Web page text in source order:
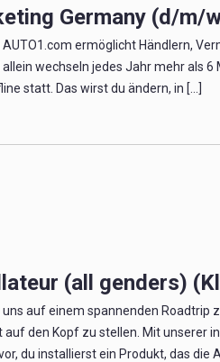
Germany (d/m/
ermöglicht Händlern,
wechseln jedes Jahr mehr als
statt. Das wirst du ändern, in [...]
(all genders)
auf einem spannenden
den Kopf zu stellen. Mit unserer
du installierst ein Produkt, das die